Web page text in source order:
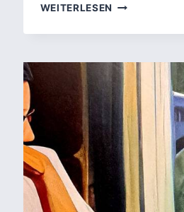
WEITERLESEN SIGUNE
IHRE
IM
»PARZIVAL«
WOLFRAMS
ESCHENBACH